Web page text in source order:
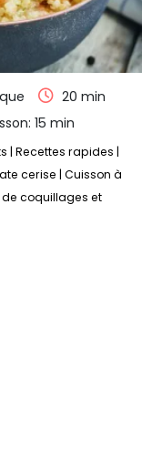
20 min
15 min
Recettes rapides
cerise Cuisson à
de coquillages et